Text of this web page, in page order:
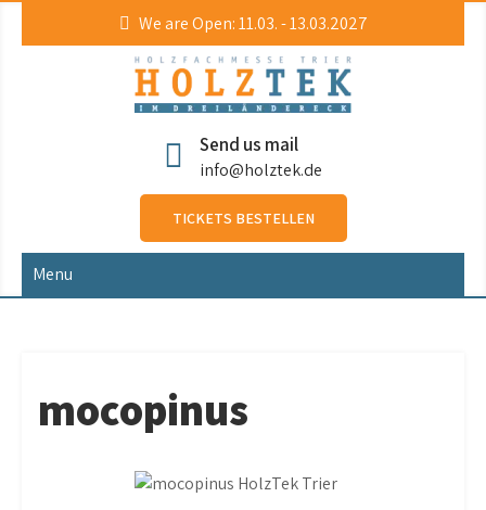
We are Open: 11.03. - 13.03.2027
HolzTek Send us mail
info@holztek.de
TICKETS BESTELLEN
Menu
mocopinus